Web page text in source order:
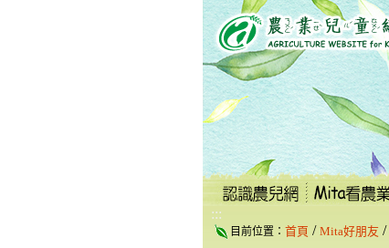
跳
到
主
要
內
容
區
塊
:::
目前位置： 首頁 / Mita好朋友 /